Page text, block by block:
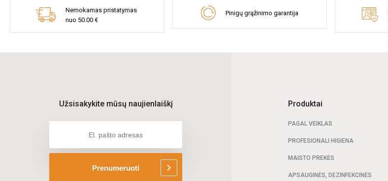
Nemokamas pristatymas
nuo 50.00 €
Pinigų grąžinimo garantija
Užsisakykite mūsų naujienlaiškį
Prenumeruoti chevron_right
Produktai
PAGAL VEIKLAS
PROFESIONALI HIGIENA
MAISTO PREKĖS
APSAUGINĖS, DEZINFEKCINĖS